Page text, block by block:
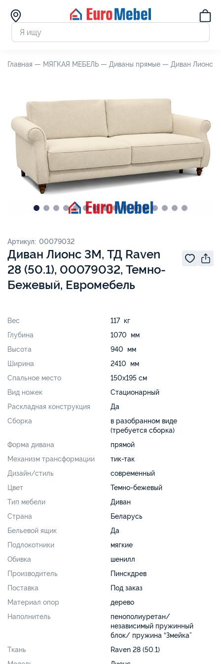
Главная — МЯГКАЯ МЕБЕЛЬ — Диваны прямые — Диван Лионс
Диван Лионс 3М, ТД Raven
28 (50.1), 00079032, Темно-
Бежевый, Евромебель
Артикул: 00079032
Вес
117 кг
Глубина
1070 мм
Высота
940 мм
Ширина
2410 мм
Спальное место
150х195 см
Вид ножек
Стационарный
Раскладная конструкция
Да
Сборка
в разобранном виде
(требуется сборка)
Форма дивана
прямой
Механизм трансформации
тик-так
Дизайн/стиль
современный
Цвет
Темно-бежевый
Тип мебели
Диван
Страна
Беларусь
Бельевой ящик
Да
Подлокотники
мягкие
Обивка
шенилл
Производитель
Пинскдрев
Поставка
Под заказ
Материал опор
дерево
Наполнитель
пенополиуретан/
независимый пружинный
блок/ пружина “Змейка”
Ткань
Raven 28 (50.1)